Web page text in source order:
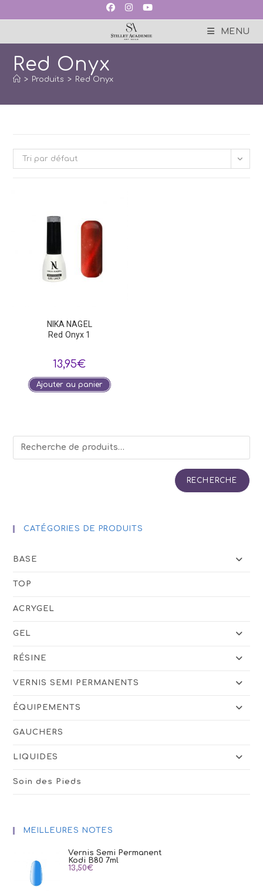
MENU
Red Onyx
> Produits > Red Onyx
Tri par défaut
NIKA NAGEL
Red Onyx 1
13,95€
Ajouter au panier
RECHERCHE
CATÉGORIES DE PRODUITS
BASE
TOP
ACRYGEL
GEL
RÉSINE
VERNIS SEMI PERMANENTS
ÉQUIPEMENTS
GAUCHERS
LIQUIDES
Soin des Pieds
MEILLEURES NOTES
Vernis Semi Permanent
Kodi B80 7ml
13,50€